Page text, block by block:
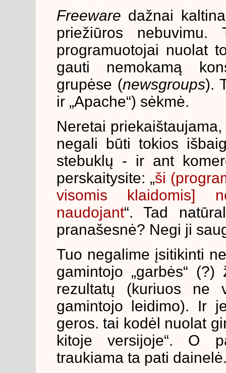
Freeware dažnai
priežiūros nebuvimu.
programuotojai nuolat
gauti nemokamą
grupėse (newsgroups).
ir „Apache“) sėkmė.
Neretai
negali būti tokios
stebuklų - ir ant
perskaitysite: „ši
visomis klaidomis]
naudojant“. Tad
pranašesnė? Negi ji
Tuo negalime įsitikinti
gamintojo „garbės“
rezultatų (kuriuos ne
gamintojo leidimo). Ir
geros. tai kodėl nuolat
kitoje versijoje“. O
traukiama ta pati